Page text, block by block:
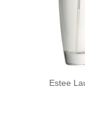
Estee